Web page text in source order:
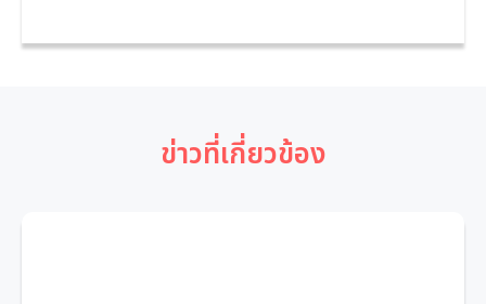
ข่าวที่เกี่ยวข้อง